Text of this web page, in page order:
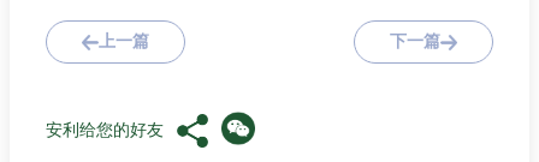
上一篇 下一篇
安利给您的好友